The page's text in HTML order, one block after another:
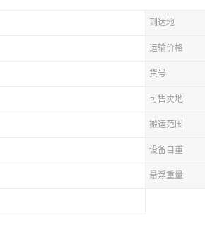
到达地
运输价格
货号
可售卖地
搬运范围
设备自重
悬浮重量